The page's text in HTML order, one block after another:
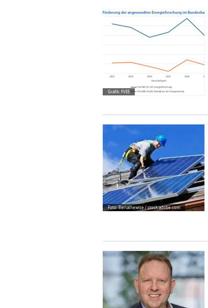
Grafik: FVEE
Foto: Elenathewise / stock.adobe.com